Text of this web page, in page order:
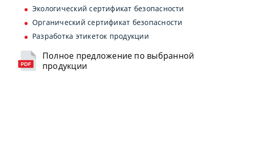
Экологический сертификат безопасности
Органический сертификат безопасности
Разработка этикеток продукции
Полное предложение по выбранной
продукции